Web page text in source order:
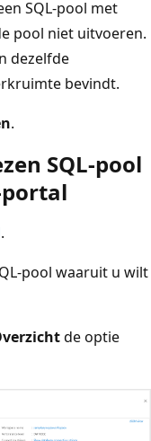
SQL-pool met
pool niet uitvoeren.
dezelfde
bevindt.
.
SQL-pool
.
pool waaruit u wilt
de optie